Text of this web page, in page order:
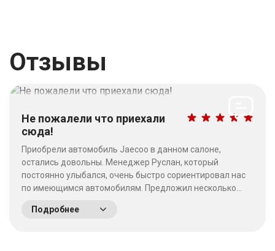
Отзывы
Не пожалели что приехали
сюда!
Приобрели автомобиль Jaecoo в данном салоне,
остались довольны. Менеджер Руслан, который
постоянно улыбался, очень быстро сориентировал нас
по имеющимся автомобилям. Предложил несколько
пожалели что приехали сюда! Качество работы на
Подробнее